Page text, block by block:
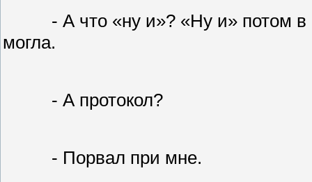
- А что «ну и»? «Ну и» потом в
могла.
- А протокол?
- Порвал при мне.